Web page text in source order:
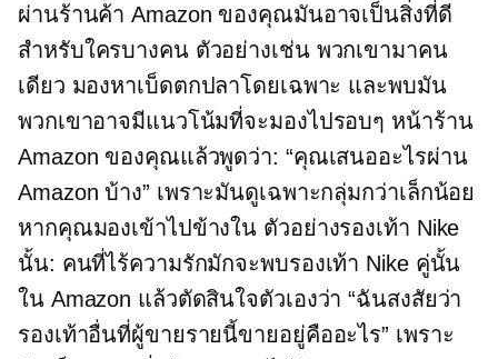
ผ่านร้านค้า Amazon ของคุณมันอาจเป็นสิ่งที่ดี
สำหรับใครบางคน ตัวอย่างเช่น พวกเขามาคน
เดียว มองหาเบ็ดตกปลาโดยเฉพาะ และพบมัน
พวกเขาอาจมีแนวโน้มที่จะมองไปรอบๆ หน้าร้าน
Amazon ของคุณแล้วพูดว่า: “คุณเสนออะไรผ่าน
Amazon บ้าง” เพราะมันดูเฉพาะกลุ่มกว่าเล็กน้อย
หากคุณมองเข้าไปข้างใน ตัวอย่างรองเท้า Nike
นั้น: คนที่ไร้ความรักมักจะพบรองเท้า Nike คู่นั้น
ใน Amazon แล้วตัดสินใจตัวเองว่า “ฉันสงสัยว่า
รองเท้าอื่นที่ผู้ขายรายนี้ขายอยู่คืออะไร” เพราะ